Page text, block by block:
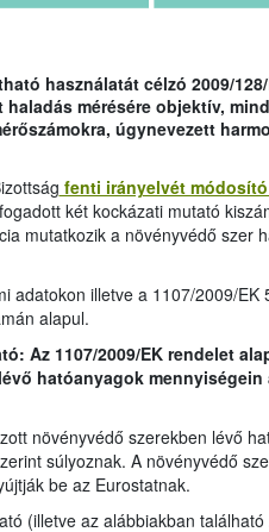
használatát célzó 2009/
mérésére objektív,
úgynevezett
fenti irányelvét módosító
két kockázati mutató
mutatkozik a növényvédő szer
adatokon illetve a 1107/2009/EK
alapul.
Az 1107/2009/EK rendelet
hatóanyagok
növényvédő szerekben lévő
súlyoznak. A növényvédő
be az Eurostatnak.
(illetve az alábbiakban